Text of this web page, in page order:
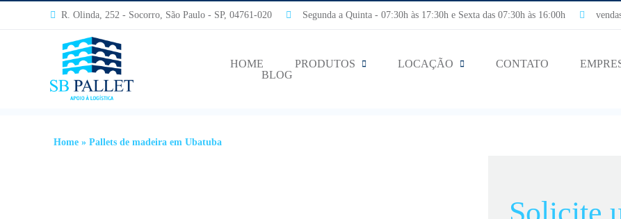
R. Olinda, 252 - Socorro, São Paulo - SP, 04761-020 Segunda a Quinta - 07:30h às 17:30h e Sexta das 07:30h às 16:00h
HOME PRODUTOS LOCAÇÃO CONTATO
BLOG
Home » Pallets de madeira em Ubatuba